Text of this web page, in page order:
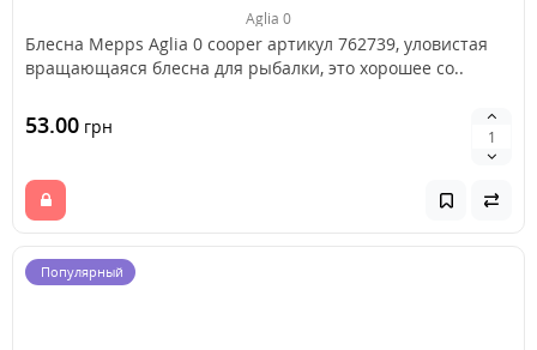
Aglia 0
Блесна Mepps Aglia 0 cooper артикул 762739, уловистая
вращающаяся блесна для рыбалки, это хорошее со..
53.00 грн
Популярный